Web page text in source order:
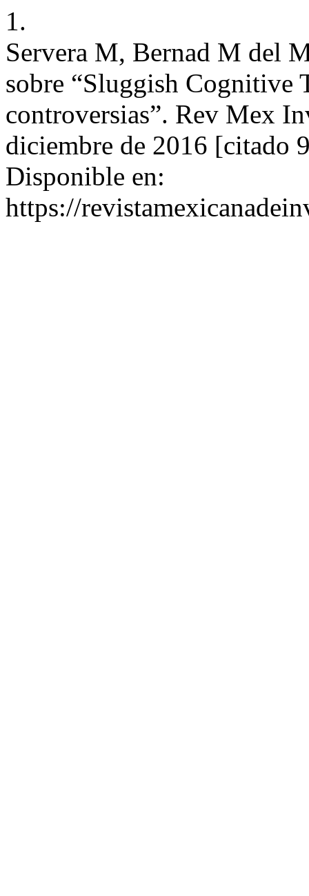
1.
Servera M, Bernad M del
sobre “Sluggish Cognitive
controversias”. Rev Mex
diciembre de 2016 [citado
Disponible en:
https://